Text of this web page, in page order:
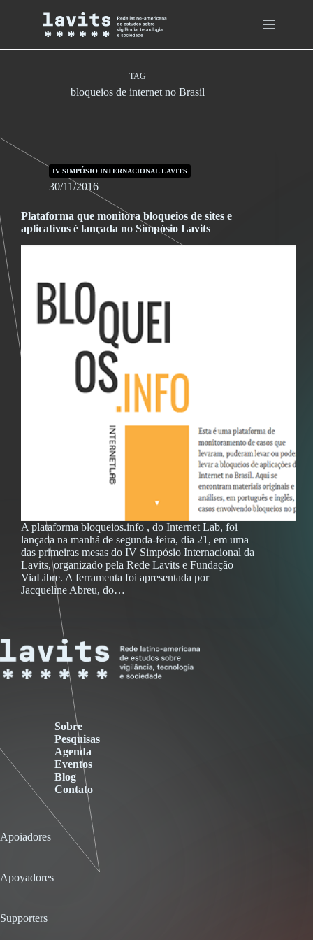
TAG
bloqueios de internet no Brasil
IV SIMPÓSIO INTERNACIONAL LAVITS
30/11/2016
Plataforma que monitora bloqueios de sites e
aplicativos é lançada no Simpósio Lavits
A plataforma bloqueios.info , do Internet Lab, foi
lançada na manhã de segunda-feira, dia 21, em uma
das primeiras mesas do IV Simpósio Internacional da
Lavits, organizado pela Rede Lavits e Fundação
ViaLibre. A ferramenta foi apresentada por
Jacqueline Abreu, do…
Sobre
Pesquisas
Agenda
Eventos
Blog
Contato
Apoiadores
Apoyadores
Supporters